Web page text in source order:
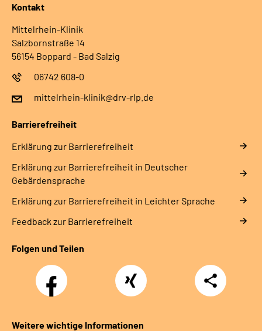
Kontakt
Mittelrhein-Klinik
Salzbornstraße 14
56154 Boppard - Bad Salzig
06742 608-0
mittelrhein-klinik@drv-rlp.de
Barrierefreiheit
Erklärung zur Barrierefreiheit
Erklärung zur Barrierefreiheit in Deutscher
Gebärdensprache
Erklärung zur Barrierefreiheit in Leichter Sprache
Feedback zur Barrierefreiheit
Folgen und Teilen
Facebook Xing
Teilen
Weitere wichtige Informationen